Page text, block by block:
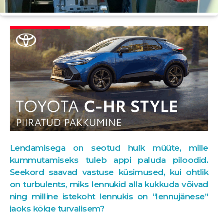
Lendamisega on seotud hulk müüte, mille
kummutamiseks tuleb appi paluda piloodid.
Seekord saavad vastuse küsimused, kui ohtlik
on turbulents, miks lennukid alla kukkuda võivad
ning milline istekoht lennukis on “lennujänese”
jaoks kõige turvalisem?